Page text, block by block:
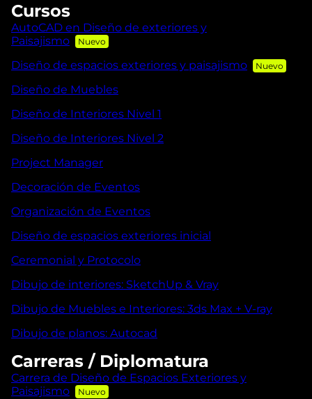
Cursos
AutoCAD en Diseño de exteriores y
Paisajismo
Diseño de espacios exteriores y paisajismo
Diseño de Muebles
Diseño de Interiores Nivel 1
Diseño de Interiores Nivel 2
Project Manager
Decoración de Eventos
Organización de Eventos
Diseño de espacios exteriores inicial
Ceremonial y Protocolo
Dibujo de interiores: SketchUp & Vray
Dibujo de Muebles e Interiores: 3ds Max + V-ray
Dibujo de planos: Autocad
Carreras / Diplomatura
Carrera de Diseño de Espacios Exteriores y
Paisajismo